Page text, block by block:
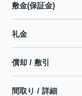
敷金(保証金)
礼金
償却 / 敷引
間取り / 詳細